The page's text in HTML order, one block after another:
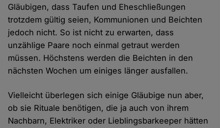
Gläubigen, dass Taufen und Eheschließungen
trotzdem gültig seien, Kommunionen und Beichten
jedoch nicht. So ist nicht zu erwarten, dass
unzählige Paare noch einmal getraut werden
müssen. Höchstens werden die Beichten in den
nächsten Wochen um einiges länger ausfallen.
Vielleicht überlegen sich einige Gläubige nun aber,
ob sie Rituale benötigen, die ja auch von ihrem
Nachbarn, Elektriker oder Lieblingsbarkeeper hätten